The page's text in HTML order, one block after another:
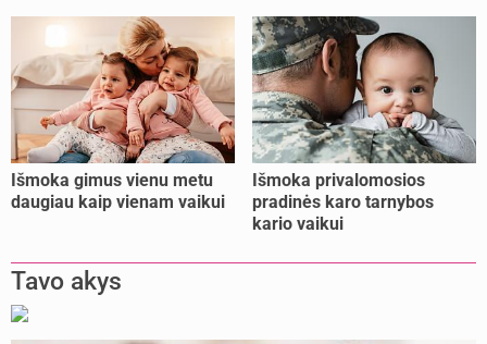
Išmoka gimus vienu metu
daugiau kaip vienam vaikui
Išmoka privalomosios
pradinės karo tarnybos
kario vaikui
Tavo akys